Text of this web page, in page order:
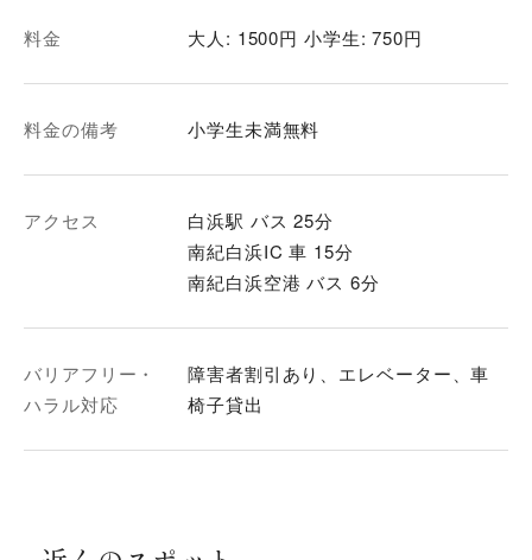
料金 大人: 1500円 小学生: 750円
料金の備考 小学生未満無料
アクセス
白浜駅 バス 25分
南紀白浜IC 車 15分
南紀白浜空港 バス 6分
バリアフリー・
ハラル対応
障害者割引あり、エレベーター、車
椅子貸出